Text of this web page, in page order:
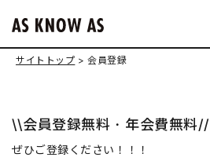
サイトトップ 会員登録
\\会員登録無料・年会費無料//
ぜひご登録ください！！！